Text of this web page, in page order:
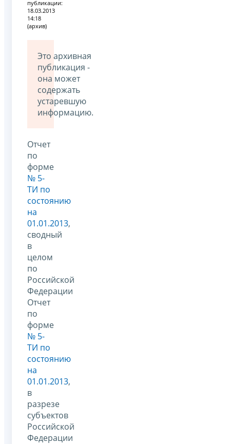
публикации:
18.03.2013
14:18
(архив)
Это архивная
публикация -
она может
содержать
устаревшую
информацию.
Отчет
по
форме
№ 5-
ТИ по
состоянию
на
01.01.2013,
сводный
в
целом
по
Российской
Федерации
Отчет
по
форме
№ 5-
ТИ по
состоянию
на
01.01.2013,
в
разрезе
субъектов
Российской
Федерации